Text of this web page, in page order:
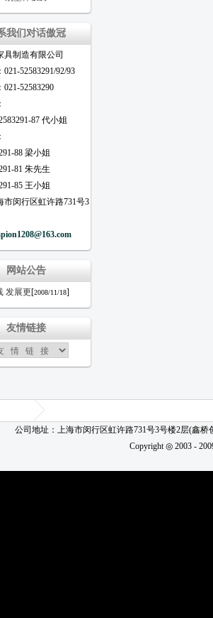
我们对话傲冠
具制造有限公司
52583291/92/93
52583290
87 代小姐
88 梁小姐
81 朱先生
85 王小姐
市闵行区虹许路731号3
网站公告
发展更[2008/11/18]
友情链接
公司地址：上海市闵行区虹许路731号3号楼2层(鑫
Copyright ◎ 2003 -